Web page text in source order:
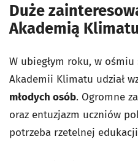
Duże
Akademią Klimatu
W ubiegłym roku, w
Akademii Klimatu udział
młodych osób. Ogromne
oraz entuzjazm uczniów
potrzeba rzetelnej